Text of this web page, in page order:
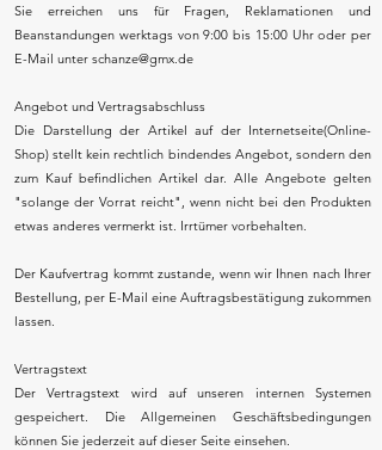
Sie erreichen uns für Fragen, Reklamationen und
Beanstandungen werktags von 9:00 bis 15:00 Uhr oder per
E-Mail unter schanze@gmx.de
Angebot und Vertragsabschluss
Die Darstellung der Artikel auf der Internetseite(Online-
Shop) stellt kein rechtlich bindendes Angebot, sondern den
zum Kauf befindlichen Artikel dar. Alle Angebote gelten
"solange der Vorrat reicht", wenn nicht bei den Produkten
etwas anderes vermerkt ist. Irrtümer vorbehalten.
Der Kaufvertrag kommt zustande, wenn wir Ihnen nach Ihrer
Bestellung, per E-Mail eine Auftragsbestätigung zukommen
lassen.
Vertragstext
Der Vertragstext wird auf unseren internen Systemen
gespeichert. Die Allgemeinen Geschäftsbedingungen
können Sie jederzeit auf dieser Seite einsehen.